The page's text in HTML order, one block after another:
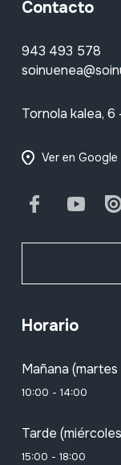
Contacto
943 493 578
Tornola kalea, 6
Ver en Google
Facebook
Horario
Mañana (martes
10:00 - 14:00
Tarde
15:00 - 18:00